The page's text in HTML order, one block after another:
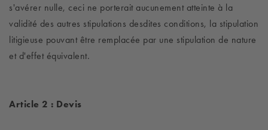
s'avérer nulle, ceci ne porterait aucunement atteinte à la
validité des autres stipulations desdites conditions, la stipulation
litigieuse pouvant être remplacée par une stipulation de nature
et d'effet équivalent.
Article 2 : Devis